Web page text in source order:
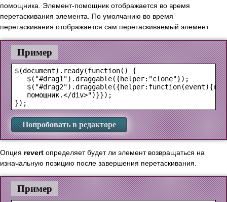
помощника. Элемент-помощник отображается во время
перетаскивания элемента. По умолчанию во время
перетаскивания отображается сам перетаскиваемый элемент.
Пример
$(document).ready(function() {
   $("#drag1").draggable({helper:"clone"});
   помощник.</div>")}});
Попробовать в редакторе
Опция revert определяет будет ли элемент возвращаться на
изначальную позицию после завершения перетаскивания.
Пример